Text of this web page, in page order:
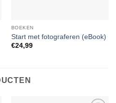
BOEKEN
Start met fotograferen (eBook)
€24,99